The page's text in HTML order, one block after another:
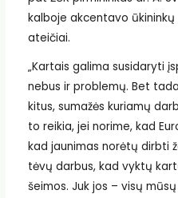
kalboje akcentavo ūkininkų
ateičiai.
„Kartais galima susidaryti
nebus ir problemų. Bet
kitus, sumažės kuriamų
to reikia, jei norime, kad
kad jaunimas norėtų dirbti
tėvų darbus, kad vyktų
šeimos. Juk jos – visų